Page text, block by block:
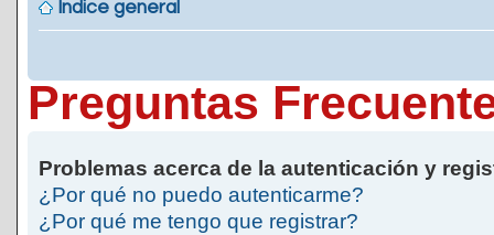
Índice general
Preguntas
Problemas acerca de la autenticación y
¿Por qué no puedo autenticarme?
¿Por qué me tengo que registrar?